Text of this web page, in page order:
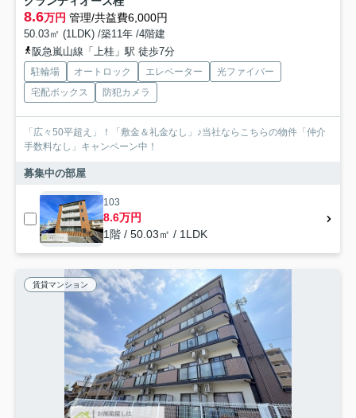
8.6万円 管理/共益費6,000円
50.03㎡ (1LDK) /築11年 /4階建
阪急嵐山線「上桂」駅 徒歩7分
駐輪場 オートロック エレベーター
光ファイバー
宅配ボックス
防犯カメラ
「広々50平超え」！「敷金＆礼金なし」♪当社ならこちらの物件「仲介
手数料なし」キャンペーン中！
募集中の部屋
103
8.6万円
1階 / 50.03㎡ / 1LDK
賃貸マンション